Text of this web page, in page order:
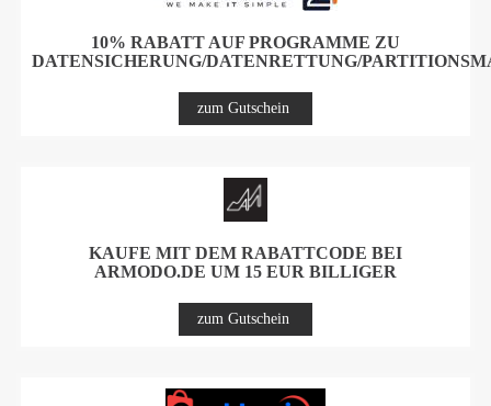
10% RABATT AUF PROGRAMME ZU
DATENSICHERUNG/DATENRETTUNG/
zum Gutschein
KAUFE MIT DEM RABATTCODE BEI
ARMODO.DE UM 15 EUR BILLIGER
zum Gutschein